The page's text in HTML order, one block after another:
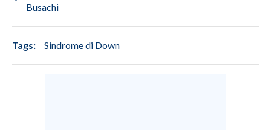
Busachi
Tags: Sindrome di Down